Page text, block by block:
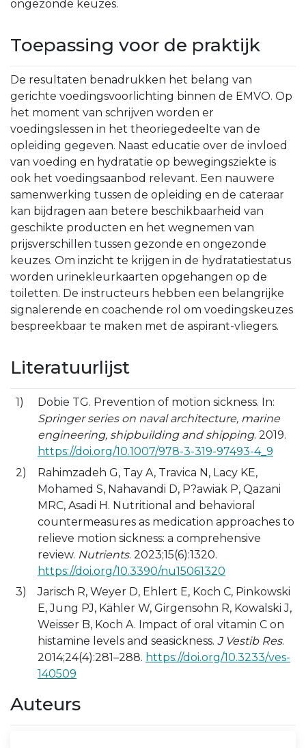
ongezonde keuzes.
Toepassing voor de praktijk
De resultaten benadrukken het belang van
gerichte voedingsvoorlichting binnen de EMVO. Op
het moment van schrijven worden er
voedingslessen in het theoriegedeelte van de
opleiding gegeven. Naast educatie over de invloed
van voeding en hydratatie op bewegingsziekte is
ook het voedingsaanbod relevant. Een nauwere
samenwerking tussen de opleiding en de cateraar
kan bijdragen aan betere beschikbaarheid van
geschikte producten en het wegnemen van
prijsverschillen tussen gezonde en ongezonde
keuzes. Om inzicht te krijgen in de hydratatiestatus
worden urinekleurkaarten opgehangen op de
toiletten. De instructeurs hebben een belangrijke
signalerende en coachende rol om voedingskeuzes
bespreekbaar te maken met de aspirant-vliegers.
Literatuurlijst
Dobie TG. Prevention of motion sickness. In:
Springer series on naval architecture, marine
engineering, shipbuilding and shipping. 2019.
https://doi.org/10.1007/978-3-319-97493-4_9
Rahimzadeh G, Tay A, Travica N, Lacy KE,
Mohamed S, Nahavandi D, P?awiak P, Qazani
MRC, Asadi H. Nutritional and behavioral
countermeasures as medication approaches to
relieve motion sickness: a comprehensive
review. Nutrients. 2023;15(6):1320.
https://doi.org/10.3390/nu15061320
Jarisch R, Weyer D, Ehlert E, Koch C, Pinkowski
E, Jung PJ, Kähler W, Girgensohn R, Kowalski J,
Weisser B, Koch A. Impact of oral vitamin C on
histamine levels and seasickness. J Vestib Res.
2014;24(4):281–288. https://doi.org/10.3233/ves-
140509
Auteurs